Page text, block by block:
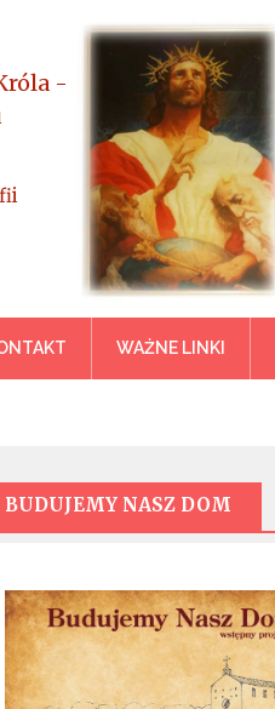
-
WAŻNE LINKI
BUDUJEMY NASZ DOM